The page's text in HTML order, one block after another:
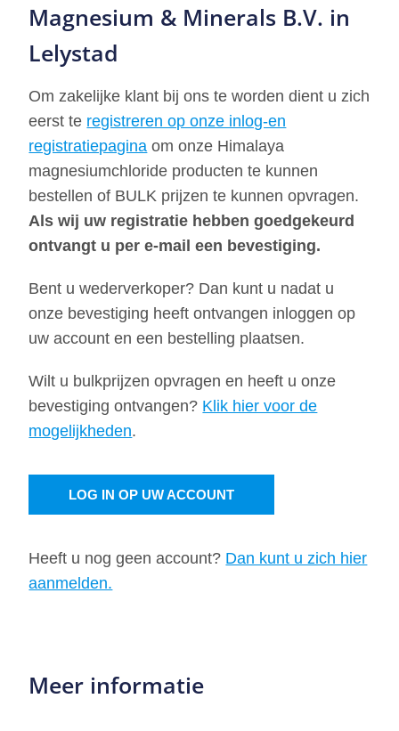
Magnesium & Minerals B.V. in
Lelystad
Om zakelijke klant bij ons te worden dient u zich
eerst te registreren op onze inlog-en
registratiepagina om onze Himalaya
magnesiumchloride producten te kunnen
bestellen of BULK prijzen te kunnen opvragen.
Als wij uw registratie hebben goedgekeurd
ontvangt u per e-mail een bevestiging.
Bent u wederverkoper? Dan kunt u nadat u
onze bevestiging heeft ontvangen inloggen op
uw account en een bestelling plaatsen.
Wilt u bulkprijzen opvragen en heeft u onze
bevestiging ontvangen? Klik hier voor de
mogelijkheden.
LOG IN OP UW ACCOUNT
Heeft u nog geen account? Dan kunt u zich hier
aanmelden.
Meer informatie